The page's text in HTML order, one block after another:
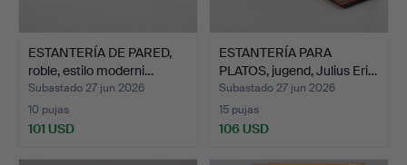
ESTANTERÍA DE PARED,
roble, estilo moderni…
Subastado 27 jun 2026
10 pujas
101 USD
ESTANTERÍA PARA
PLATOS, jugend, Julius Eri…
Subastado 27 jun 2026
15 pujas
106 USD